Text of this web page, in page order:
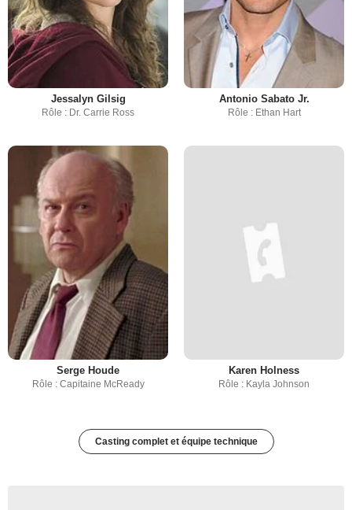
Jessalyn Gilsig
Rôle : Dr. Carrie Ross
Antonio Sabato Jr.
Rôle : Ethan Hart
Serge Houde
Rôle : Capitaine McReady
Karen Holness
Rôle : Kayla Johnson
Casting complet et équipe technique